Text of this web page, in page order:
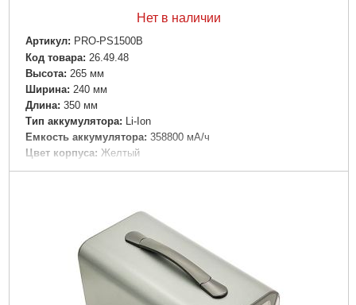
Нет в наличии
Артикул: PRO-PS1500B
Код товара: 26.49.48
Высота: 265 мм
Ширина: 240 мм
Дли­на: 350 мм
Тип аккумулятора:
Li-Ion
Емкость аккумулятора: 358800 мА/ч
Цвет корпуса: Желтый
Материал корпуса: Пластик
Индикатор уровня заряда|Быстрая зарядка
USB|Type-C|Розетка AC 220В
Зарядка батареи:
От USB|От сети|От солнечной энергия
Подробнее...